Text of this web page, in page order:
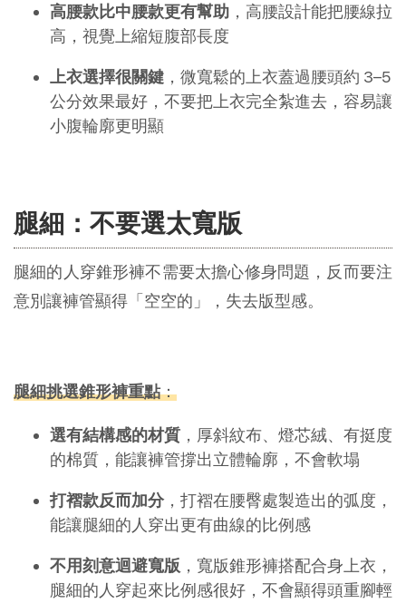
高腰款比中腰款更有幫助 ，高腰設計能把腰線拉
高，視覺上縮短腹部長度
上衣選擇很關鍵 ，微寬鬆的上衣蓋過腰頭約 3–5
公分效果最好，不要把上衣完全紮進去，容易讓
小腹輪廓更明顯
腿細：不要選太寬版
腿細的人穿錐形褲不需要太擔心修身問題，反而要注
意別讓褲管顯得「空空的」，失去版型感。
腿細挑選錐形褲重點：
選有結構感的材質 ，厚斜紋布、燈芯絨、有挺度
的棉質，能讓褲管撐出立體輪廓，不會軟塌
打褶款反而加分，打褶在腰臀處製造出的弧度，
能讓腿細的人穿出更有曲線的比例感
不用刻意迴避寬版 ，寬版錐形褲搭配合身上衣，
腿細的人穿起來比例感很好，不會顯得頭重腳輕